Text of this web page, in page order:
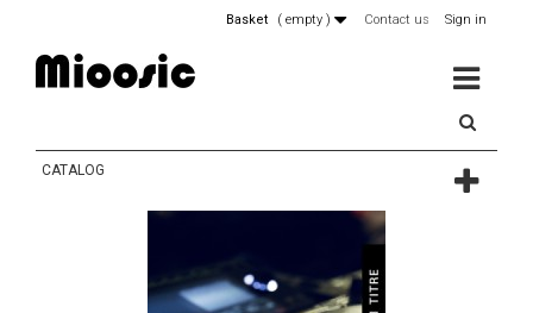
Sign in
Contact us
Basket ( empty )
MENU
CATALOG